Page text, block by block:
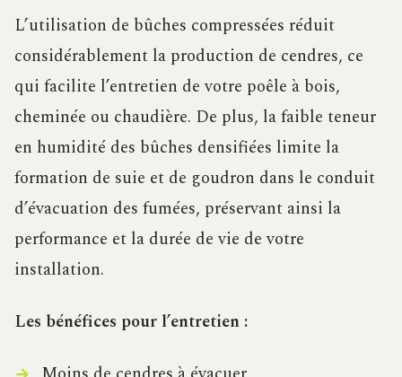
L’utilisation de bûches compressées réduit
considérablement la production de cendres, ce
qui facilite l’entretien de votre poêle à bois,
cheminée ou chaudière. De plus, la faible teneur
en humidité des bûches densifiées limite la
formation de suie et de goudron dans le conduit
d’évacuation des fumées, préservant ainsi la
performance et la durée de vie de votre
installation.
Les bénéfices pour l’entretien :